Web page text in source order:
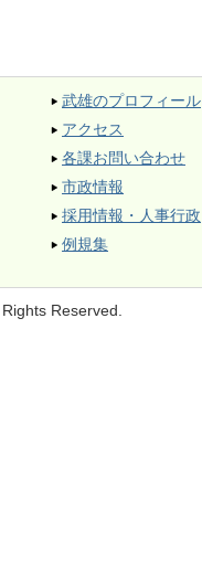
武雄のプロフィール
アクセス
各課お問い合わせ
市政情報
採用情報・人事行政
例規集
Reserved.